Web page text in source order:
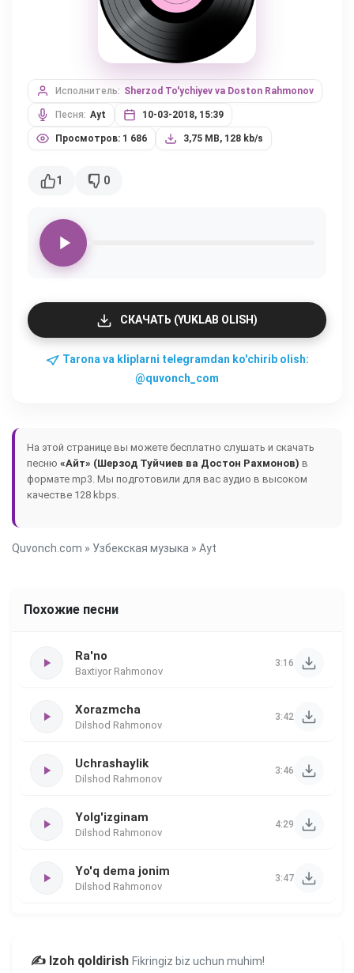
Исполнитель: Sherzod To'ychiyev va Doston Rahmonov
Песня: Ayt 10-03-2018, 15:39
Просмотров: 1 686 3,75 MB, 128 kb/s
1 0
СКАЧАТЬ (YUKLAB OLISH)
Tarona va kliplarni telegramdan ko'chirib olish:
@quvonch_com
На этой странице вы можете бесплатно слушать и скачать
песню «Айт» (Шерзод Туйчиев ва Достон Рахмонов) в
формате mp3. Мы подготовили для вас аудио в высоком
качестве 128 kbps.
Quvonch.com » Узбекская музыка » Ayt
Похожие песни
Ra'no
Baxtiyor Rahmonov
3:16
Xorazmcha
Dilshod Rahmonov
3:42
Uchrashaylik
Dilshod Rahmonov
3:46
Yolg'izginam
Dilshod Rahmonov
4:29
Yo'q dema jonim
Dilshod Rahmonov
3:47
✍️ Izoh qoldirish Fikringiz biz uchun muhim!